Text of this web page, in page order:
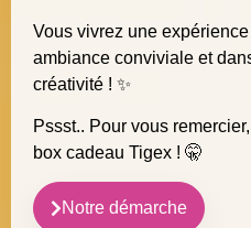
Vous vivrez une
ambiance conviviale et
créativité ! ✨
Pssst.. Pour vous
box cadeau Tigex ! 🤫
Notre démarche